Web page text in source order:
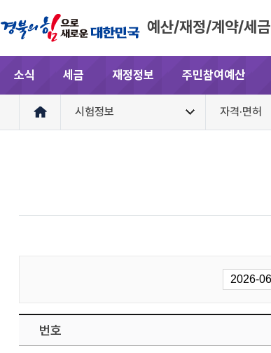
예산/재정/계약/세금
소식 세금 재정정보 주민참여예산
시험정보 자격·면허
번호